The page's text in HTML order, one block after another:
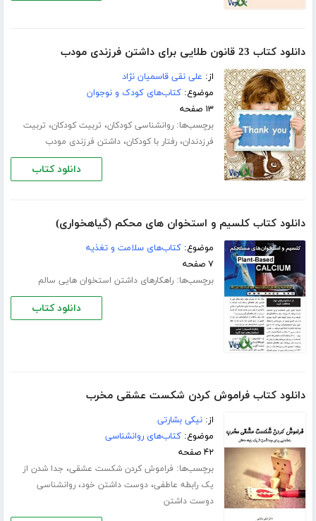
دانلود کتاب 23 قانون طلایی برای داشتن فرزندی مودب
از: علی نقی قاسمیان نژاد
موضوع:کتاب‌های کودک و نوجوان
۱۳ صفحه
برچسب‌ها:روانشناسی کودکان، تربیت کودکان، تربیت
فرزدندان،رفتار با کودکان،داشتن فرزندی مودب
دانلود کتاب
دانلود کتاب کلسیم و استخوان های محکم (گیاهخواری)
موضوع:کتاب‌های سلامت و تغذیه
۷ صفحه
برچسب‌ها:راهکارهای داشتن استخوان هایی سالم
دانلود کتاب
دانلود کتاب فراموش کردن شکست عشقی مخرب
از:نیکی بشارتی
موضوع:کتاب‌های روانشناسی
۴۲ صفحه
برچسب‌ها: فراموش کردن شکست عشقی، جدا شدن از
یک رابطه عاطفی،دوست داشتن خود،روانشناسی
دوست داشتن